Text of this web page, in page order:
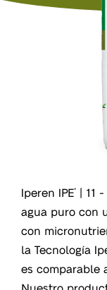
Iperen IPE®
| 11
agua puro con
con
la Tecnología
es comparable